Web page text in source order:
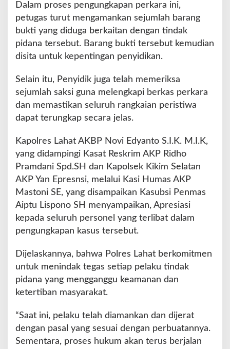
Dalam proses pengungkapan perkara ini,
petugas turut mengamankan sejumlah barang
bukti yang diduga berkaitan dengan tindak
pidana tersebut. Barang bukti tersebut kemudian
disita untuk kepentingan penyidikan.
Selain itu, Penyidik juga telah memeriksa
sejumlah saksi guna melengkapi berkas perkara
dan memastikan seluruh rangkaian peristiwa
dapat terungkap secara jelas.
Kapolres Lahat AKBP Novi Edyanto S.I.K. M.I.K,
yang didampingi Kasat Reskrim AKP Ridho
Pramdani Spd.SH dan Kapolsek Kikim Selatan
AKP Yan Epresnsi, melalui Kasi Humas AKP
Mastoni SE, yang disampaikan Kasubsi Penmas
Aiptu Lispono SH menyampaikan, Apresiasi
kepada seluruh personel yang terlibat dalam
pengungkapan kasus tersebut.
Dijelaskannya, bahwa Polres Lahat berkomitmen
untuk menindak tegas setiap pelaku tindak
pidana yang mengganggu keamanan dan
ketertiban masyarakat.
“Saat ini, pelaku telah diamankan dan dijerat
dengan pasal yang sesuai dengan perbuatannya.
Sementara, proses hukum akan terus berjalan